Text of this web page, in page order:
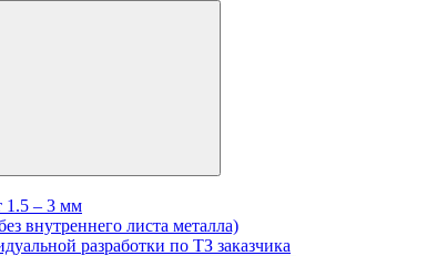
1.5 – 3 мм
внутреннего листа металла)
разработки по ТЗ заказчика